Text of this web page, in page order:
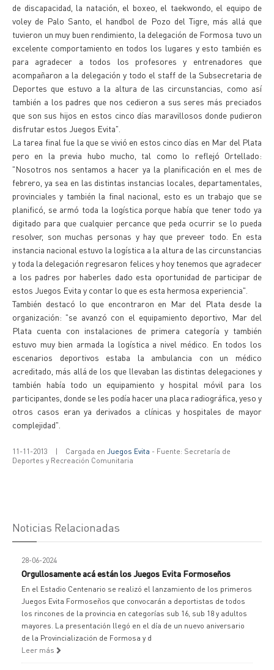
de discapacidad, la natación, el boxeo, el taekwondo, el equipo de
voley de Palo Santo, el handbol de Pozo del Tigre, más allá que
tuvieron un muy buen rendimiento, la delegación de Formosa tuvo un
excelente comportamiento en todos los lugares y esto también es
para agradecer a todos los profesores y entrenadores que
acompañaron a la delegación y todo el staff de la Subsecretaria de
Deportes que estuvo a la altura de las circunstancias, como así
también a los padres que nos cedieron a sus seres más preciados
que son sus hijos en estos cinco días maravillosos donde pudieron
disfrutar estos Juegos Evita".
La tarea final fue la que se vivió en estos cinco días en Mar del Plata
pero en la previa hubo mucho, tal como lo reflejó Ortellado:
"Nosotros nos sentamos a hacer ya la planificación en el mes de
febrero, ya sea en las distintas instancias locales, departamentales,
provinciales y también la final nacional, esto es un trabajo que se
planificó, se armó toda la logística porque había que tener todo ya
digitado para que cualquier percance que peda ocurrir se lo pueda
resolver, son muchas personas y hay que preveer todo. En esta
instancia nacional estuvo la logística a la altura de las circunstancias
y toda la delegación regresaron felices y hoy tenemos que agradecer
a los padres por haberles dado esta oportunidad de participar de
estos Juegos Evita y contar lo que es esta hermosa experiencia".
También destacó lo que encontraron en Mar del Plata desde la
organización: "se avanzó con el equipamiento deportivo, Mar del
Plata cuenta con instalaciones de primera categoría y también
estuvo muy bien armada la logística a nivel médico. En todos los
escenarios deportivos estaba la ambulancia con un médico
acreditado, más allá de los que llevaban las distintas delegaciones y
también había todo un equipamiento y hospital móvil para los
participantes, donde se les podía hacer una placa radiográfica, yeso y
otros casos eran ya derivados a clínicas y hospitales de mayor
complejidad".
11-11-2013 | Cargada en Juegos Evita - Fuente: Secretaría de
Deportes y Recreación Comunitaria
Noticias Relacionadas
28-06-2024
Orgullosamente acá están los Juegos Evita Formoseños
En el Estadio Centenario se realizó el lanzamiento de los primeros
Juegos Evita Formoseños que convocarán a deportistas de todos
los rincones de la provincia en categorías sub 16, sub 18 y adultos
mayores. La presentación llegó en el día de un nuevo aniversario
de la Provincialización de Formosa y d
Leer más